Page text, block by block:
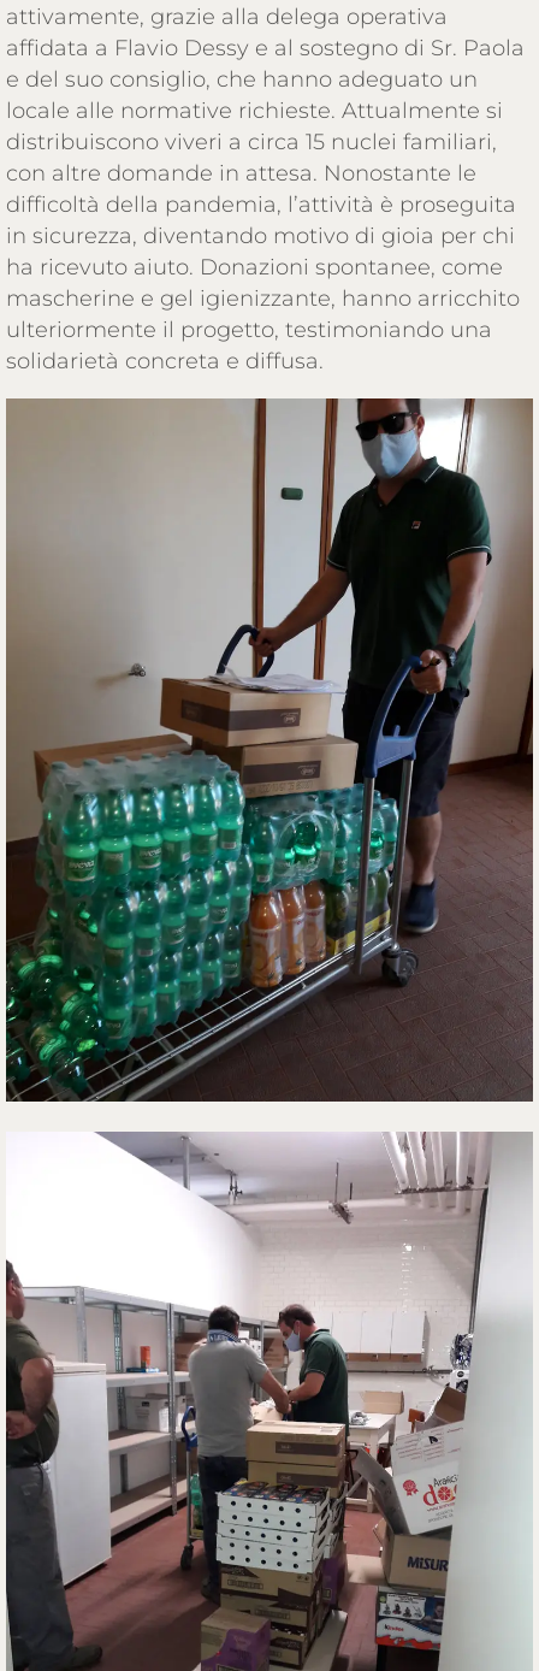
attivamente, grazie alla delega operativa
affidata a Flavio Dessy e al sostegno di Sr. Paola
e del suo consiglio, che hanno adeguato un
locale alle normative richieste. Attualmente si
distribuiscono viveri a circa 15 nuclei familiari,
con altre domande in attesa. Nonostante le
difficoltà della pandemia, l’attività è proseguita
in sicurezza, diventando motivo di gioia per chi
ha ricevuto aiuto. Donazioni spontanee, come
mascherine e gel igienizzante, hanno arricchito
ulteriormente il progetto, testimoniando una
solidarietà concreta e diffusa.